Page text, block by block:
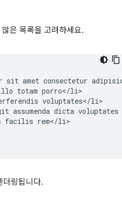
은 목록을 고려하세요.
sit amet consectetur
totam porro</li>
voluptates</li>
assumenda dicta voluptates
facilis rem</li>
더링됩니다.